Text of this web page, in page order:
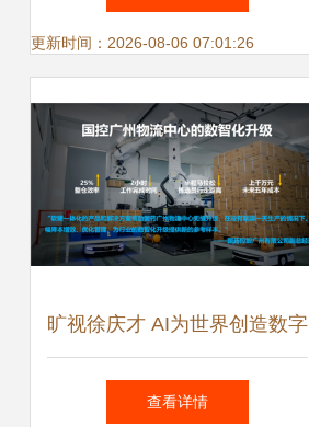
更新时间：2026-08-06 07:01:26
旷视徐庆才 AI为世界创造数字
化劳动力，以鞋服行业为起点
查看详情